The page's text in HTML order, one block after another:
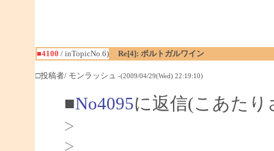
■4100 / inTopicNo.6) Re[4]: ポルトガルワイン
□投稿者/ モンラッシュ -(2009/04/29(Wed) 22:19:10)
■No4095に返信(こあたり
>
>